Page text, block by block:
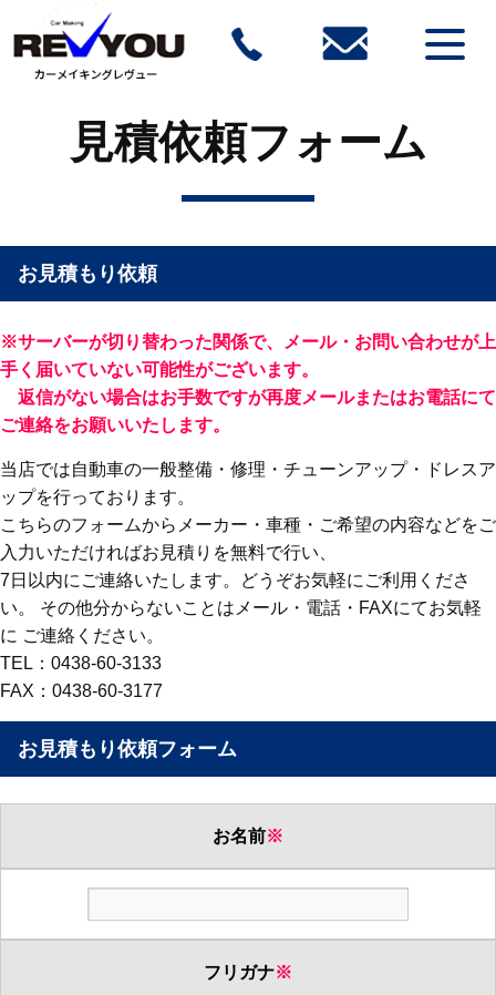
見積依頼フォーム
お見積もり依頼
※サーバーが切り替わった関係で、メール・お問い合わせが上
手く届いていない可能性がございます。
返信がない場合はお手数ですが再度メールまたはお電話にて
ご連絡をお願いいたします。
当店では自動車の一般整備・修理・チューンアップ・ドレスア
ップを行っております。
こちらのフォームからメーカー・車種・ご希望の内容などをご
入力いただければお見積りを無料で行い、
7日以内にご連絡いたします。どうぞお気軽にご利用くださ
い。 その他分からないことはメール・電話・FAXにてお気軽
に ご連絡ください。
TEL：0438-60-3133
FAX：0438-60-3177
お見積もり依頼フォーム
お名前※
フリガナ※